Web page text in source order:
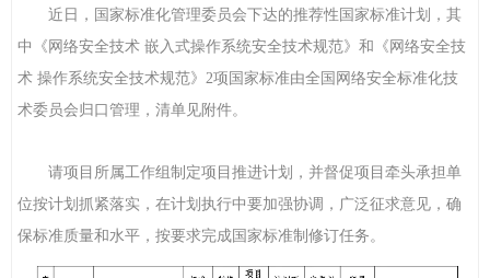
近日，国家标准化管理委员会下达的推荐性国家标准计划，其
中《网络安全技术 嵌入式操作系统安全技术规范》和《网络安全技
术 操作系统安全技术规范》2项国家标准由全国网络安全标准化技
术委员会归口管理，清单见附件。
请项目所属工作组制定项目推进计划，并督促项目牵头承担单
位按计划抓紧落实，在计划执行中要加强协调，广泛征求意见，确
保标准质量和水平，按要求完成国家标准制修订任务。